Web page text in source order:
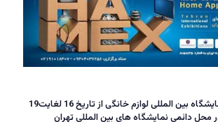
بیست و ششمین نمایشگاه بین المللی لوازم خانگی از تاریخ 16 لغایت19